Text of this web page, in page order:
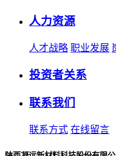
人力资源
人才战略 职业发展
投资者关系
联系我们
联系方式 在线留言